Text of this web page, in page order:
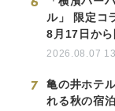
ル」 限定コ
8月17日か
2026.08.07
7
亀の井ホテ
れる秋の宿